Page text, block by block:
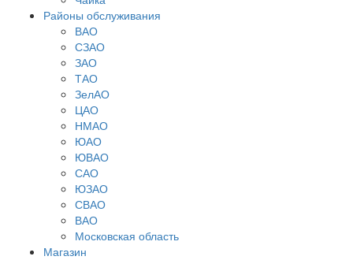
Районы обслуживания
ВАО
СЗАО
ЗАО
ТАО
ЗелАО
ЦАО
НМАО
ЮАО
ЮВАО
САО
ЮЗАО
СВАО
ВАО
Московская область
Магазин